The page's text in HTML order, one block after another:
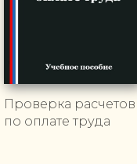
Проверка расчетов
по оплате труда